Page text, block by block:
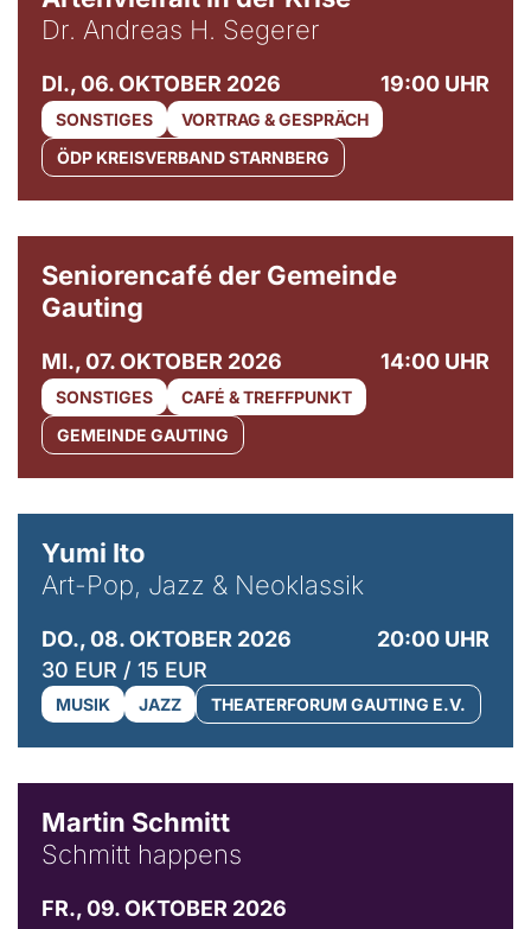
Dr. Andreas H. Segerer
DI., 06. OKTOBER 2026 19:00 UHR
SONSTIGES
VORTRAG & GESPRÄCH
ÖDP KREISVERBAND STARNBERG
Seniorencafé der Gemeinde
Gauting
MI., 07. OKTOBER 2026 14:00 UHR
SONSTIGES
CAFÉ & TREFFPUNKT
GEMEINDE GAUTING
Yumi Ito
Art-Pop, Jazz & Neoklassik
DO., 08. OKTOBER 2026
20:00 UHR
30 EUR / 15 EUR
MUSIK JAZZ THEATERFORUM GAUTING E.V.
Martin Schmitt
Schmitt happens
FR., 09. OKTOBER 2026